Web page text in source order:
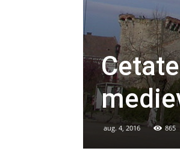
aug. 4, 2016 865